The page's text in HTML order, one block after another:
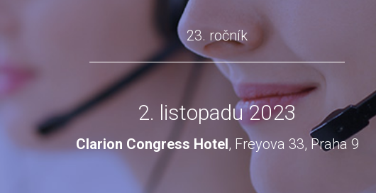
23. ročník
2. listopadu 2023
Clarion Congress Hotel, Freyova 33, Praha 9